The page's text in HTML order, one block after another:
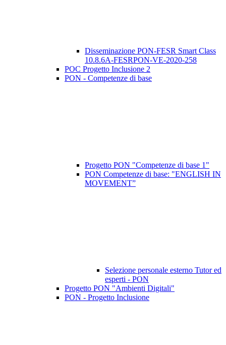
Disseminazione PON-FESR Smart Class
10.8.6A-FESRPON-VE-2020-258
POC Progetto Inclusione 2
PON - Competenze di base
Progetto PON "Competenze di base 1"
PON Competenze di base: "ENGLISH IN
MOVEMENT”
Selezione personale esterno Tutor ed
esperti - PON
Progetto PON "Ambienti Digitali"
PON - Progetto Inclusione